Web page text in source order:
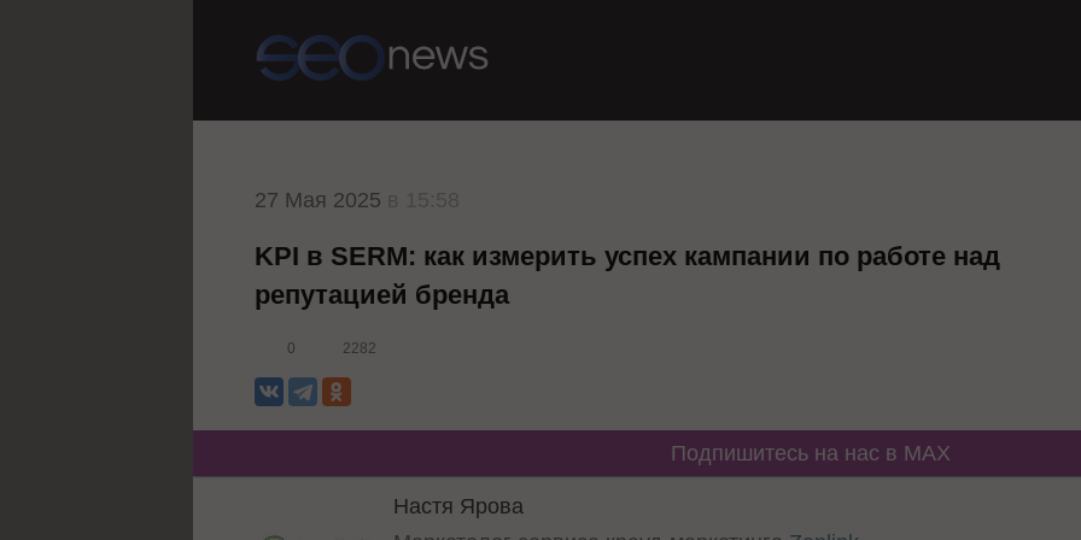
27 Мая 2025
KPI в SERM: как измерить успех кампании по работе над
репутацией бренда
0 2282
Подпишитесь на нас в MAX
Настя Ярова